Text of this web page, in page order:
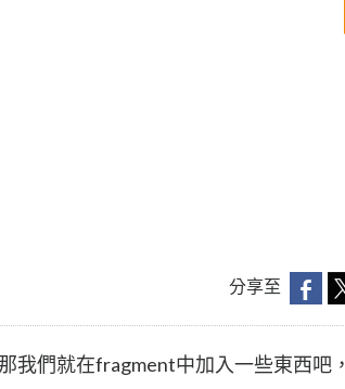
分享至
我們就在fragment中加入一些東西吧，